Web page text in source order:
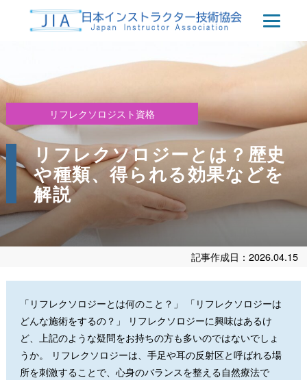
リフレクソロジスト資格
リフレクソロジーとは？歴史
や種類、得られる効果などを
解説
記事作成日：2026.04.15
「リフレクソロジーとは何のこと？」 「リフレクソロジーは
どんな施術をするの？」 リフレクソロジーに興味はあるけ
ど、上記のような疑問をお持ちの方も多いのではないでしょ
うか。 リフレクソロジーは、手足や耳の反射区と呼ばれる場
所を刺激することで、心身のバランスを整える自然療法で